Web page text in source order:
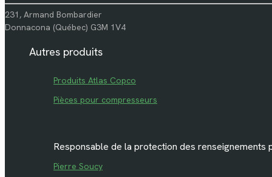
231, Armand Bombardier
Donnacona (Québec) G3M 1V4
Autres produits
Produits Atlas Copco
Pièces pour compresseurs
Responsable de la protection des renseignements
Pierre Soucy